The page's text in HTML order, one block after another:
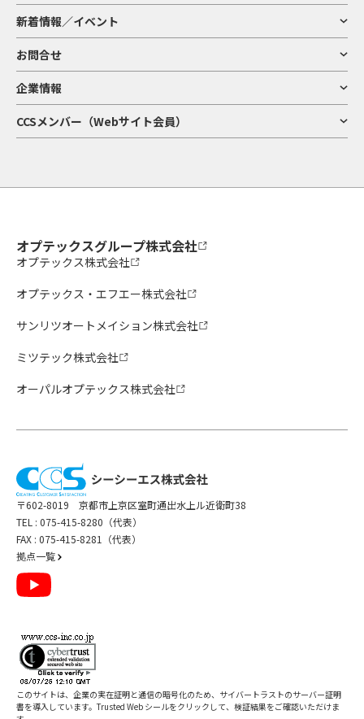
新着情報／イベント
お問合せ
企業情報
CCSメンバー（Webサイト会員）
オプテックスグループ株式会社
オプテックス株式会社
オプテックス・エフエー株式会社
サンリツオートメイション株式会社
ミツテック株式会社
オーパルオプテックス株式会社
〒602-8019 京都市上京区室町通出水上ル近衛町38
TEL : 075-415-8280（代表）
FAX : 075-415-8281（代表）
拠点一覧
このサイトは、企業の実在証明と通信の暗号化のため、サイバートラストのサーバー証明
書を導入しています。Trusted Web シールをクリックして、検証結果をご確認いただけま